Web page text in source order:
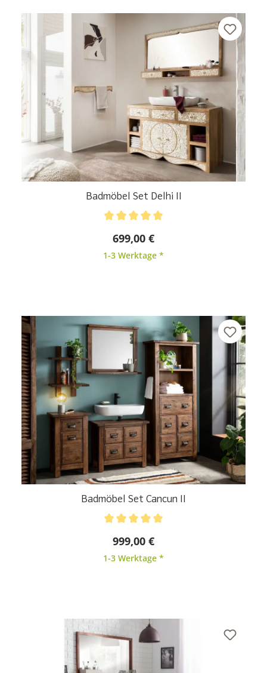
Badmöbel Set Delhi II
699,00 €
1-3 Werktage *
Badmöbel Set Cancun II
999,00 €
1-3 Werktage *